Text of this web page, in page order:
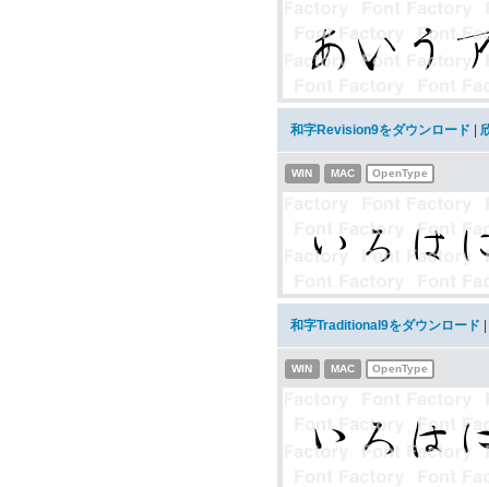
和字Revision9をダウンロード
WIN MAC OpenType
和字Traditional9をダウンロード
WIN MAC OpenType